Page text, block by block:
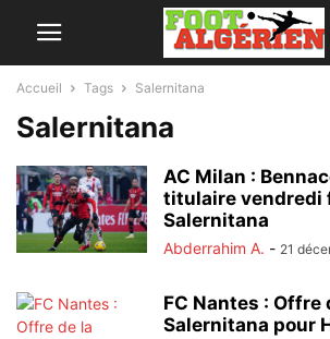
Accueil Tags Salernitana
Salernitana
AC Milan :
titulaire vendredi
Salernitana
Abderrahim A. - 21
FC Nantes : Offre
Salernitana pour